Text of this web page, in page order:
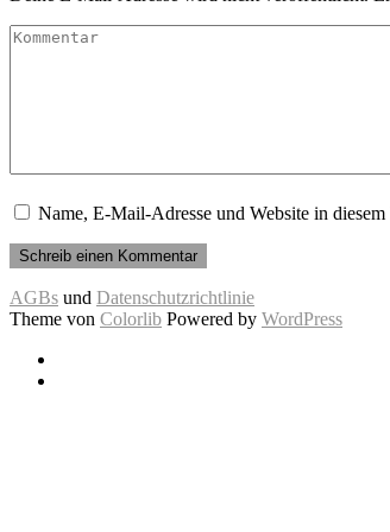
Name, E-Mail-Adresse und Website in
AGBs und Datenschutzrichtlinie
Theme von Colorlib Powered by WordPress